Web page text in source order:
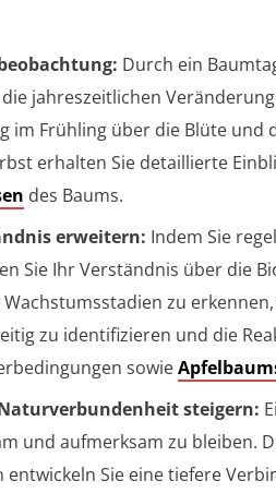
Durch ein
jahreszeitlichen
im Frühling über die Blüte und
erhalten Sie detaillierte
des Baums.
erweitern: Indem Sie
Sie Ihr Verständnis über die
zu
zu identifizieren und die
sowie
steigern:
und aufmerksam zu bleiben.
entwickeln Sie eine tiefere